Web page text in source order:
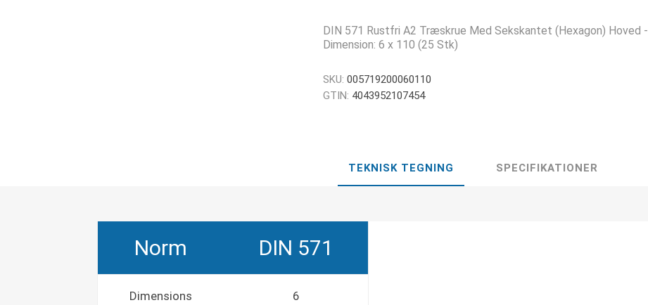
DIN 571 Rustfri A2 Træskrue Med Sekskantet (Hexagon) Hoved -
Dimension: 6 x 110 (25 Stk)
SKU: 005719200060110
GTIN: 4043952107454
TEKNISK TEGNING SPECIFIKATIONER
Norm DIN 571
Dimensions 6